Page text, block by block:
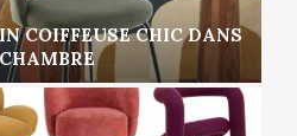
COIFFEUSE CHIC DANS